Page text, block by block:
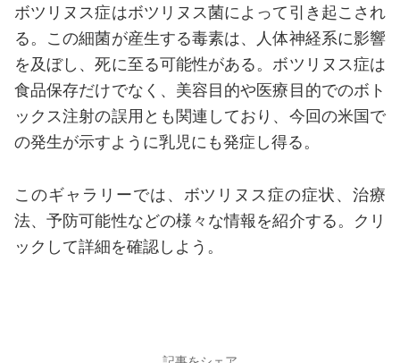
ボツリヌス症はボツリヌス菌によって引き起こされ
る。この細菌が産生する毒素は、人体神経系に影響
を及ぼし、死に至る可能性がある。ボツリヌス症は
食品保存だけでなく、美容目的や医療目的でのボト
ックス注射の誤用とも関連しており、今回の米国で
の発生が示すように乳児にも発症し得る。
このギャラリーでは、ボツリヌス症の症状、治療
法、予防可能性などの様々な情報を紹介する。クリ
ックして詳細を確認しよう。